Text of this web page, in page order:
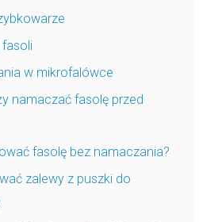
w mikrofalówce
namaczać fasolę przed
fasolę bez namaczania?
zalewy z puszki do